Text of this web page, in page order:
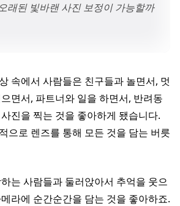
래된 빛바랜 사진 보정이 가능할까
속에서 사람들은 친구들과 놀면서, 멋
면서, 파트너와 일을 하면서, 반려동
진을 찍는 것을 좋아하게 됐습니다.
으로 렌즈를 통해 모든 것을 담는 버릇
는 사람들과 둘러앉아서 추억을 웃으
라에 순간순간을 담는 것을 좋아하죠.